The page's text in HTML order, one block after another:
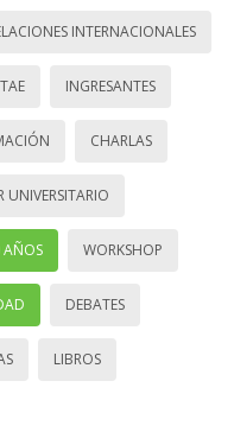
INTERNACIONALES
INGRESANTES
CHARLAS
UNIVERSITARIO
WORKSHOP
DEBATES
LIBROS